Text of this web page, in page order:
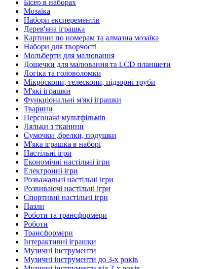
Бісер в наборах
Мозаїка
Набори експерементів
Дерев'яна іграшка
Картини по номерам та алмазна мозаїка
Набори для творчості
Мольберти для малювання
Дощечки для малювання та LCD планшети
Логіка та головоломки
Мікроскопи, телескопи, підзорні труби
М'які іграшки
Функціональні м'які іграшки
Тварини
Персонажі мультфільмів
Ляльки з тканини
Сумочки ,брелки, подушки
М'яка іграшка в наборі
Настільні ігри
Економічні настільні ігри
Електронні ігри
Розважальні настільні ігри
Розвиваючі настільні ігри
Спортивні настільні ігри
Пазли
Роботи та трансформери
Роботи
Трансформери
Інтерактивні іграшки
Музичні інструменти
Музичні інструменти до 3-х років